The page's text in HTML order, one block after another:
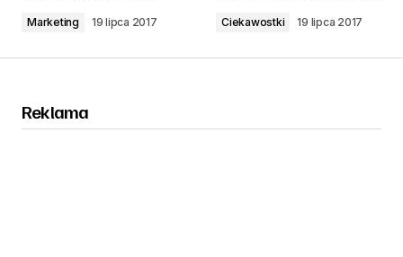
Marketing 19 lipca 2017 Ciekawostki 19 lipca 2017
Reklama